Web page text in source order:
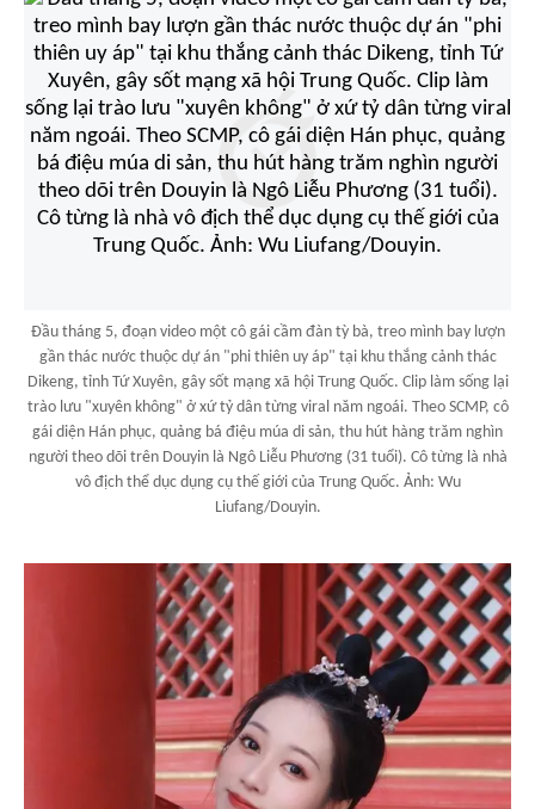
Đầu tháng 5, đoạn video một cô gái cầm đàn tỳ bà, treo mình bay lượn
gần thác nước thuộc dự án "phi thiên uy áp" tại khu thắng cảnh thác
Dikeng, tỉnh Tứ Xuyên, gây sốt mạng xã hội Trung Quốc. Clip làm sống lại
trào lưu "xuyên không" ở xứ tỷ dân từng viral năm ngoái. Theo SCMP, cô
gái diện Hán phục, quảng bá điệu múa di sản, thu hút hàng trăm nghìn
người theo dõi trên Douyin là Ngô Liễu Phương (31 tuổi). Cô từng là nhà
vô địch thể dục dụng cụ thế giới của Trung Quốc. Ảnh: Wu
Liufang/Douyin.